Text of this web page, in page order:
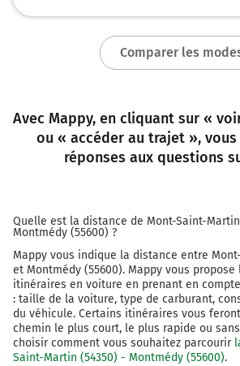
Comparer les
Avec Mappy, en cliquant sur «
ou « accéder au trajet »,
réponses aux questions
Quelle est la distance de Mont-Saint-Martin
Montmédy (55600) ?
Mappy vous indique la distance entre
et Montmédy (55600). Mappy vous
itinéraires en voiture en prenant en
: taille de la voiture, type de carburant,
du véhicule. Certains itinéraires vous
chemin le plus court, le plus rapide ou
choisir comment vous souhaitez parcourir
Saint-Martin (54350) - Montmédy (55600).